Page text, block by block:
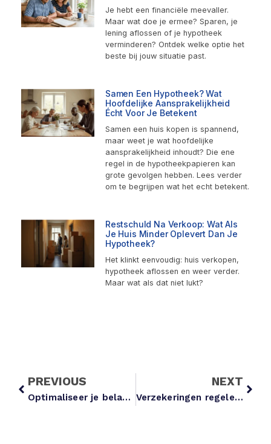
Je hebt een financiële meevaller.
Maar wat doe je ermee? Sparen, je
lening aflossen of je hypotheek
verminderen? Ontdek welke optie het
beste bij jouw situatie past.
Samen Een Hypotheek? Wat
Hoofdelijke Aansprakelijkheid
Écht Voor Je Betekent
Samen een huis kopen is spannend,
maar weet je wat hoofdelijke
aansprakelijkheid inhoudt? Die ene
regel in de hypotheekpapieren kan
grote gevolgen hebben. Lees verder
om te begrijpen wat het echt betekent.
Restschuld Na Verkoop: Wat Als
Je Huis Minder Oplevert Dan Je
Hypotheek?
Het klinkt eenvoudig: huis verkopen,
hypotheek aflossen en weer verder.
Maar wat als dat niet lukt?
PREVIOUS
Optimaliseer je belastingaangifte voor het nieuwe jaar in 5 slimme stappen
NEXT
Verzekeringen regelen voor je uitwonende studerende kind: wat moet je weten?